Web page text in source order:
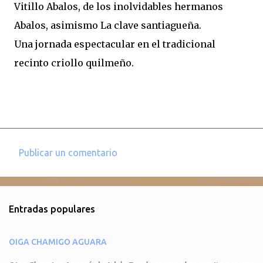
Vitillo Abalos, de los inolvidables hermanos
Abalos, asimismo La clave santiagueña.
Una jornada espectacular en el tradicional
recinto criollo quilmeño.
e
t
Publicar un comentario
Entradas populares
OIGA CHAMIGO AGUARA